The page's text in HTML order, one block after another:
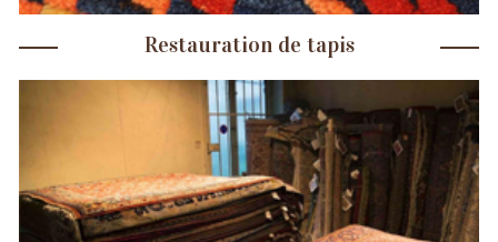
Restauration de tapis